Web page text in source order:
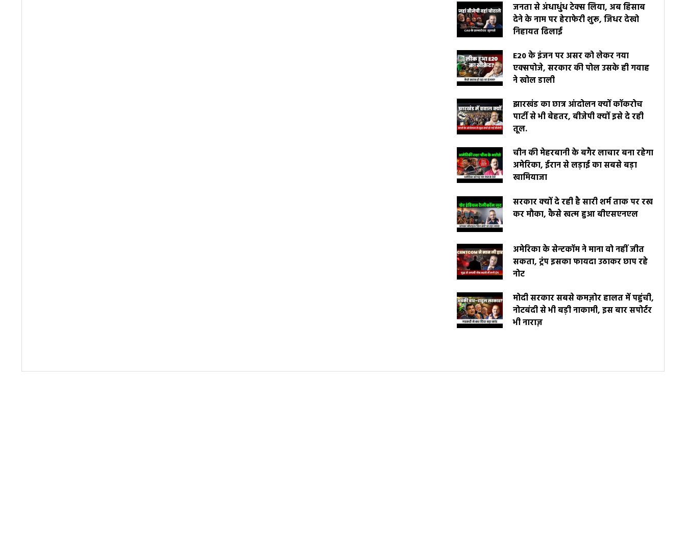
जनता से अंधाधुंध टेक्स लिया, अब हिसाब
देने के नाम पर हेराफेरी शुरू, जिधर देखो
निहायत ढिलाई
E20 के इंजन पर असर को लेकर नया
एक्सपोजे, सरकार की पोल उसके ही गवाह
ने खोल डाली
झारखंड का छात्र आंदोलन क्यों कॉकरोच
पार्टी से भी बेहतर, बीजेपी क्यों इसे दे रही
तूल.
चीन की मेहरबानी के बगैर लाचार बना रहेगा
अमेरिका, ईरान से लड़ाई का सबसे बड़ा
खामियाजा
सरकार क्यों दे रही है सारी शर्म ताक पर रख
कर मौका, कैसे खत्म हुआ बीएसएनएल
अमेरिका के सेन्टकॉम ने माना वो नहीं जीत
सकता, ट्रंप इसका फायदा उठाकर छाप रहे
नोट
मोदी सरकार सबसे कमज़ोर हालत में पहुंची,
नोटबंदी से भी बड़ी नाकामी, इस बार सपोर्टर
भी नाराज़